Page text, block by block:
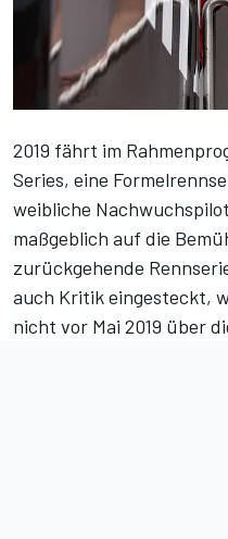
2019 fährt im
Series, eine
weibliche
maßgeblich auf die
zurückgehende
auch Kritik eingesteckt,
nicht vor Mai 2019 über